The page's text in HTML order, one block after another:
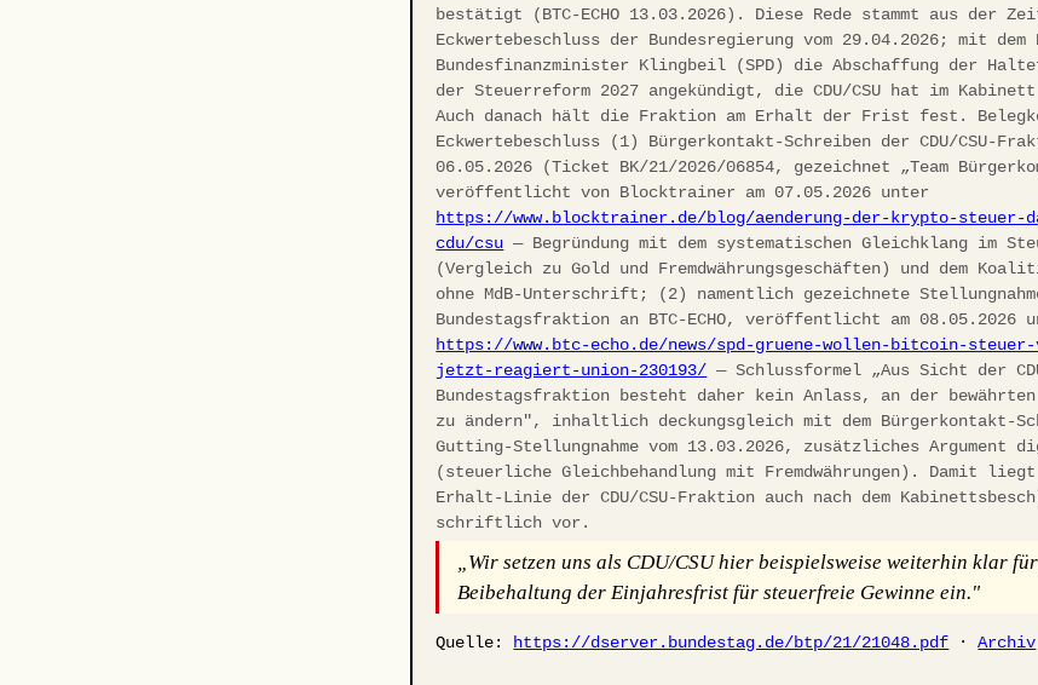
bestätigt (BTC-ECHO 13.03.2026). Diese Rede stammt aus der
Eckwertebeschluss der Bundesregierung vom 29.04.2026; mit dem
Bundesfinanzminister Klingbeil (SPD) die Abschaffung der
der Steuerreform 2027 angekündigt, die CDU/CSU hat im
Auch danach hält die Fraktion am Erhalt der Frist fest.
Eckwertebeschluss (1) Bürgerkontakt-Schreiben der CDU/CSU-
06.05.2026 (Ticket BK/21/2026/06854, gezeichnet „Team
veröffentlicht von Blocktrainer am 07.05.2026 unter
https://www.blocktrainer.de/blog/aenderung-der-krypto-steuer-
cdu/csu — Begründung mit dem systematischen Gleichklang im
(Vergleich zu Gold und Fremdwährungsgeschäften) und dem
ohne MdB-Unterschrift; (2) namentlich gezeichnete Stellungnahme
Bundestagsfraktion an BTC-ECHO, veröffentlicht am 08.05.2026
https://www.btc-echo.de/news/spd-gruene-wollen-bitcoin-
jetzt-reagiert-union-230193/ — Schlussformel „Aus Sicht der
Bundestagsfraktion besteht daher kein Anlass, an der bewährten
zu ändern", inhaltlich deckungsgleich mit dem Bürgerkontakt-
Gutting-Stellungnahme vom 13.03.2026, zusätzliches Argument
(steuerliche Gleichbehandlung mit Fremdwährungen). Damit
Erhalt-Linie der CDU/CSU-Fraktion auch nach dem
schriftlich vor.
„Wir setzen uns als CDU/CSU hier beispielsweise weiterhin klar
Beibehaltung der Einjahresfrist für steuerfreie Gewinne ein."
Quelle: https://dserver.bundestag.de/btp/21/21048.pdf ·Archiv